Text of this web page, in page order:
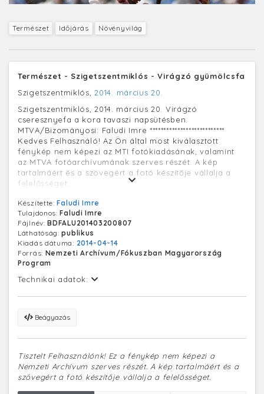
Természet Időjárás Növényvilág
Természet - Szigetszentmiklós - Virágzó gyümölcsfa
Szigetszentmiklós,2014. március 20.
Szigetszentmiklós, 2014. március 20. Virágzó
cseresznyefa a kora tavaszi napsütésben.
MTVA/Bizományosi: Faludi Imre ***************************
Kedves Felhasználó! Az Ön által most kiválasztott
fénykép nem képezi az MTI fotókiadásának, valamint
az MTVA fotóarchívumának szerves részét. A kép
tartalmáért és a szövegért a fotó készítője vállalja a
felelősséget.
frissülhetnek.)
Készítette:Faludi Imre
Tulajdonos:Faludi Imre
Fájlnév:BDFALU201403200807
Láthatóság:publikus
Kiadás dátuma: 2014-04-14
Forrás: Nemzeti Archívum/Fókuszban Magyarország
Program
Technikai adatok:
Beágyazás
Tisztelt Felhasználónk! Ez a fénykép nem képezi a
Nemzeti Archívum szerves részét. A kép tartalmáért és a
szövegért a fotó készítője vállalja a felelősséget.